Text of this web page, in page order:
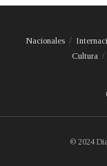
Nacionales
Cultura
© 2024